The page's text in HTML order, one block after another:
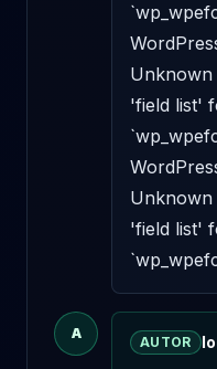
'field list'
'field list'
A
AUTOR